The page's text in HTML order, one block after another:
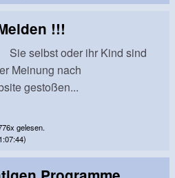
!!!
selbst oder ihr Kind sind
Meinung nach
gestoßen...
gelesen.